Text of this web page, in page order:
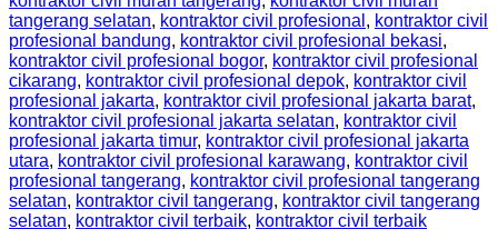
tangerang selatan, kontraktor civil profesional , kontraktor civil
profesional bandung, kontraktor civil profesional bekasi,
kontraktor civil profesional bogor, kontraktor civil profesional
cikarang, kontraktor civil profesional depok, kontraktor civil
profesional jakarta, kontraktor civil profesional jakarta barat,
kontraktor civil profesional jakarta selatan, kontraktor civil
profesional jakarta timur, kontraktor civil profesional jakarta
utara, kontraktor civil profesional karawang, kontraktor civil
profesional tangerang, kontraktor civil profesional tangerang
selatan, kontraktor civil tangerang, kontraktor civil tangerang
selatan, kontraktor civil terbaik, kontraktor civil terbaik